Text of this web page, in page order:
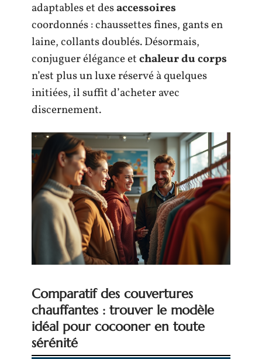
adaptables et desaccessoires
coordonnés : chaussettes fines, gants en
laine, collants doublés. Désormais,
conjuguer élégance etchaleur du corps
n’est plus un luxe réservé à quelques
initiées, il suffit d’acheter avec
discernement.
Comparatif des couvertures
chauffantes : trouver le modèle
idéal pour cocooner en toute
sérénité